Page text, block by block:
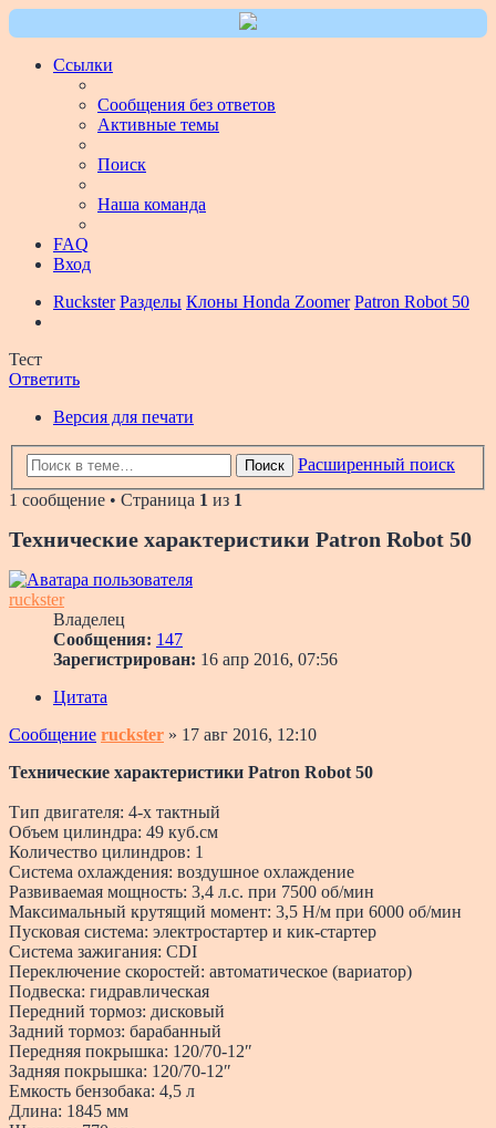
Ссылки
Сообщения без ответов
Активные темы
Поиск
Наша команда
FAQ
Вход
Ruckster Разделы Клоны Honda Zoomer Patron Robot 50
Тест
Ответить
Версия для печати
Поиск
Расширенный поиск
1 сообщение • Страница 1 из 1
Технические характеристики Patron Robot 50
ruckster
Владелец
Сообщения: 147
Зарегистрирован: 16 апр 2016, 07:56
Цитата
Сообщение ruckster » 17 авг 2016, 12:10
Технические характеристики Patron Robot 50
Тип двигателя: 4-х тактный
Объем цилиндра: 49 куб.см
Количество цилиндров: 1
Система охлаждения: воздушное охлаждение
Развиваемая мощность: 3,4 л.с. при 7500 об/мин
Максимальный крутящий момент: 3,5 Н/м при 6000 об/мин
Пусковая система: электростартер и кик-стартер
Система зажигания: CDI
Переключение скоростей: автоматическое (вариатор)
Подвеска: гидравлическая
Передний тормоз: дисковый
Задний тормоз: барабанный
Передняя покрышка: 120/70-12″
Задняя покрышка: 120/70-12″
Емкость бензобака: 4,5 л
Длина: 1845 мм